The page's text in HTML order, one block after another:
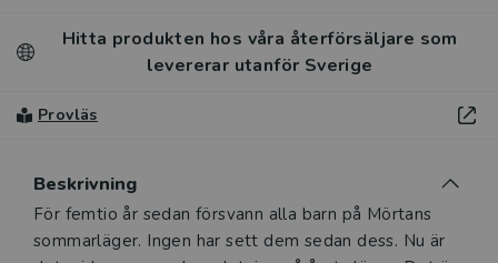
Hitta produkten hos våra återförsäljare som
levererar utanför Sverige
Provläs
Beskrivning
Beskrivning
För femtio år sedan försvann alla barn på Mörtans
sommarläger. Ingen har sett dem sedan dess. Nu är